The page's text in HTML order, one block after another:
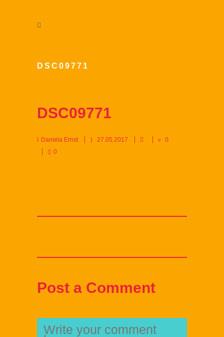
DSC09771
DSC09771
Daniela Ernst 27.05.2017
0
0
Post a Comment